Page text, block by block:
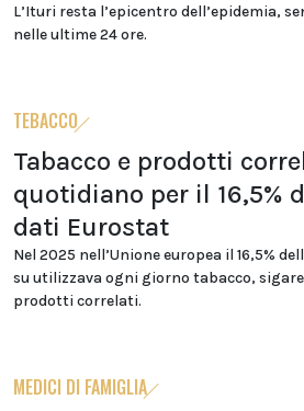
L’Ituri resta l’epicentro dell’epidemia,
nelle ultime 24 ore.
TEBACCO
Tabacco e prodotti
quotidiano per il 16,5%
dati Eurostat
Nel 2025 nell’Unione europea il 16,5%
su utilizzava ogni giorno tabacco,
prodotti correlati.
MEDICI DI FAMIGLIA